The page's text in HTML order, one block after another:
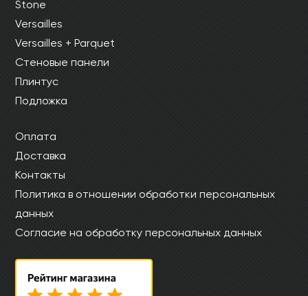
Stone
Versailles
Versailles + Parquet
Стеновые панели
Плинтус
Подложка
Оплата
Доставка
Контакты
Политика в отношении обработки персональных
данных
Согласие на обработку персональных данных